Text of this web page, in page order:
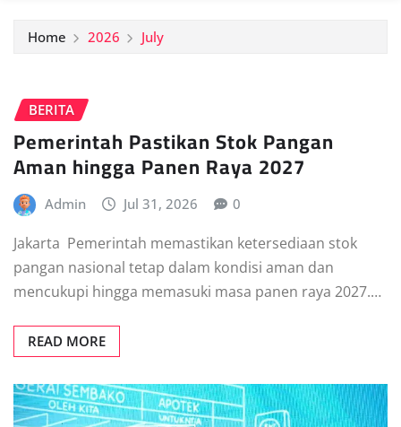
Home 2026 July
BERITA
Pemerintah Pastikan Stok Pangan
Aman hingga Panen Raya 2027
Admin Jul 31, 2026 0
Jakarta  Pemerintah memastikan ketersediaan stok
pangan nasional tetap dalam kondisi aman dan
mencukupi hingga memasuki masa panen raya 2027.…
READ MORE